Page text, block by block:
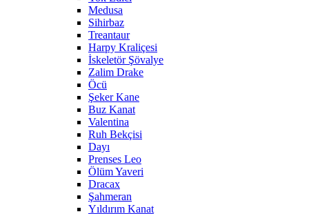
Medusa
Sihirbaz
Treantaur
Harpy Kraliçesi
İskeletör Şövalye
Zalim Drake
Öcü
Şeker Kane
Buz Kanat
Valentina
Ruh Bekçisi
Dayı
Prenses Leo
Ölüm Yaveri
Dracax
Şahmeran
Yıldırım Kanat